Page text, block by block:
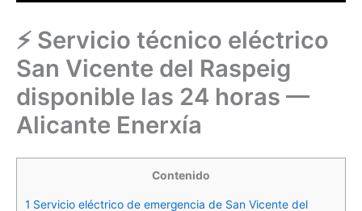
⚡ Servicio técnico eléctrico
San Vicente del Raspeig
disponible las 24 horas —
Alicante Enerxía
Contenido
1 Servicio eléctrico de emergencia de San Vicente del